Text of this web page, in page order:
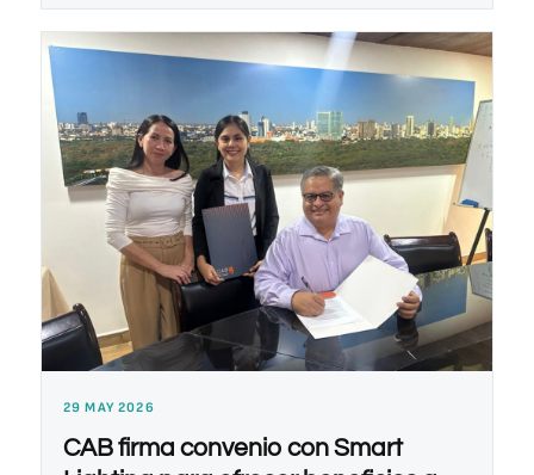
29 MAY 2026
CAB firma convenio con Smart